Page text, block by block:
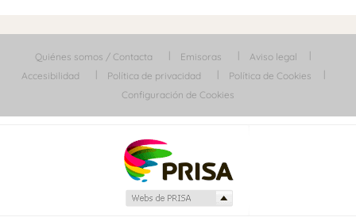
Quiénes somos / Contacta Emisoras
Aviso legal
Accesibilidad
Política de privacidad
Política de Cookies
Configuración de Cookies